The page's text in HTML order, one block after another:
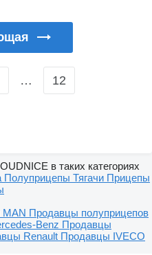
… 12
в таких категориях
Полуприцепы Тягачи Прицепы
Продавцы полуприцепов
Benz Продавцы
Renault Продавцы IVECO